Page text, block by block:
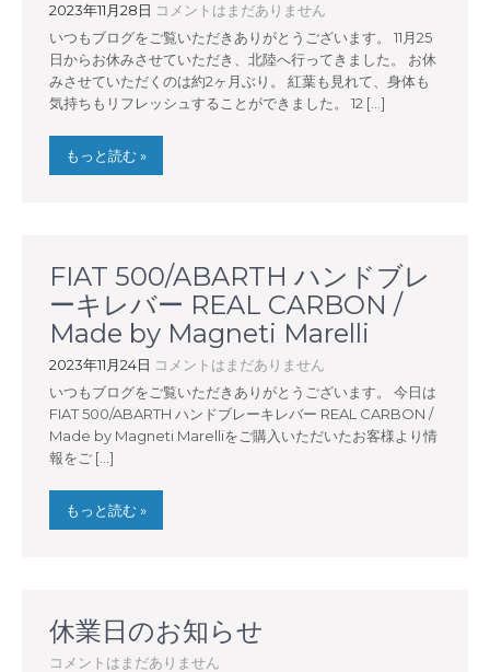
2023年11月28日 コメントはまだありません
いつもブログをご覧いただきありがとうございます。 11月25
日からお休みさせていただき、北陸へ行ってきました。 お休
みさせていただくのは約2ヶ月ぶり。 紅葉も見れて、身体も
気持ちもリフレッシュすることができました。 12 […]
もっと読む »
FIAT 500/ABARTH ハンドブレ
ーキレバー REAL CARBON /
Made by Magneti Marelli
2023年11月24日 コメントはまだありません
いつもブログをご覧いただきありがとうございます。 今日は
FIAT 500/ABARTH ハンドブレーキレバー REAL CARBON /
Made by Magneti Marelliをご購入いただいたお客様より情
報をご […]
もっと読む »
休業日のお知らせ
コメントはまだありません